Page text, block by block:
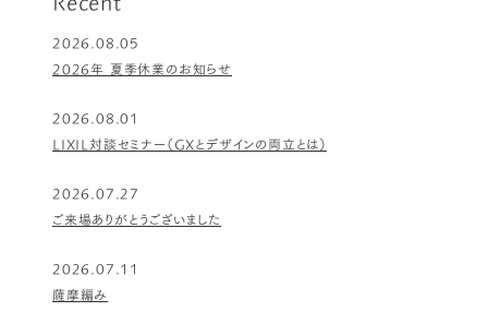
2026.08.05
2026年 夏季休業のお知らせ
2026.08.01
LIXIL対談セミナー（GXとデザインの両立とは）
2026.07.27
ご来場ありがとうございました
2026.07.11
薩摩編み